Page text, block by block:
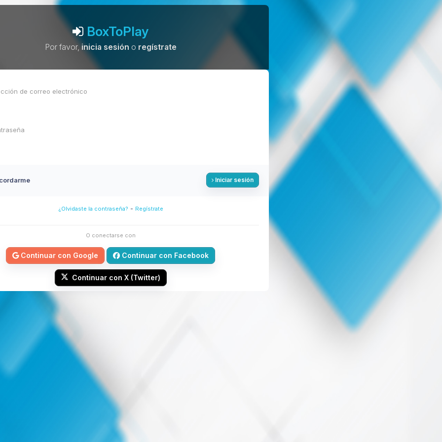
BoxToPlay
Por favor,inicia sesión o regístrate
Iniciar sesión
¿Olvidaste la contraseña? - Regístrate
O conectarse con
Continuar con Google Continuar con Facebook
Continuar con X (Twitter)